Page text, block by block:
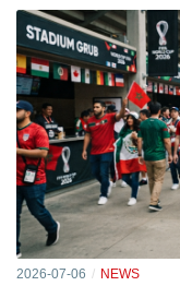
2026-07-06 NEWS